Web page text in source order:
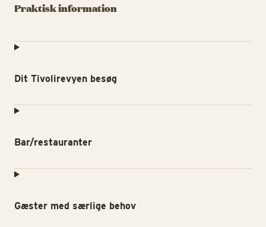
Praktisk information
Dit Tivolirevyen besøg
Bar/restauranter
Gæster med særlige behov